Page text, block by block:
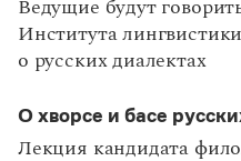
Ведущие будут
Института
о русских диалектах
О хворсе и басе
Лекция кандидата